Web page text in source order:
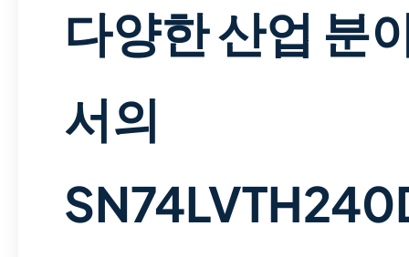
다양한 산업 분
서의